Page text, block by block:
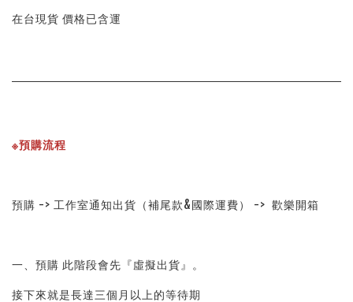
在台現貨 價格已含運
※預購流程
預購 -> 工作室通知出貨（補尾款&國際運費） -> 歡樂開箱
一、預購 此階段會先『虛擬出貨』。
接下來就是長達三個月以上的等待期